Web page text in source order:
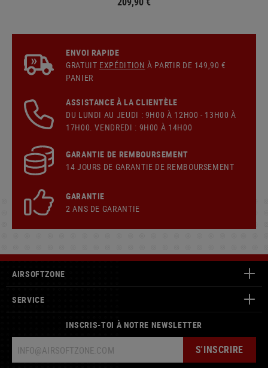
ENVOI RAPIDE
GRATUIT EXPÉDITION À PARTIR DE 149,90 €
PANIER
ASSISTANCE À LA CLIENTÈLE
DU LUNDI AU JEUDI : 9H00 À 12H00 - 13H00 À
17H00. VENDREDI : 9H00 À 14H00
GARANTIE DE REMBOURSEMENT
14 JOURS DE GARANTIE DE REMBOURSEMENT
GARANTIE
2 ANS DE GARANTIE
AIRSOFTZONE
SERVICE
INSCRIS-TOI À NOTRE NEWSLETTER
S'INSCRIRE